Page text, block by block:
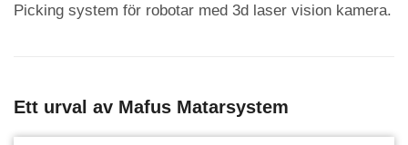
Picking system för robotar med 3d laser vision kamera.
Ett urval av Mafus Matarsystem